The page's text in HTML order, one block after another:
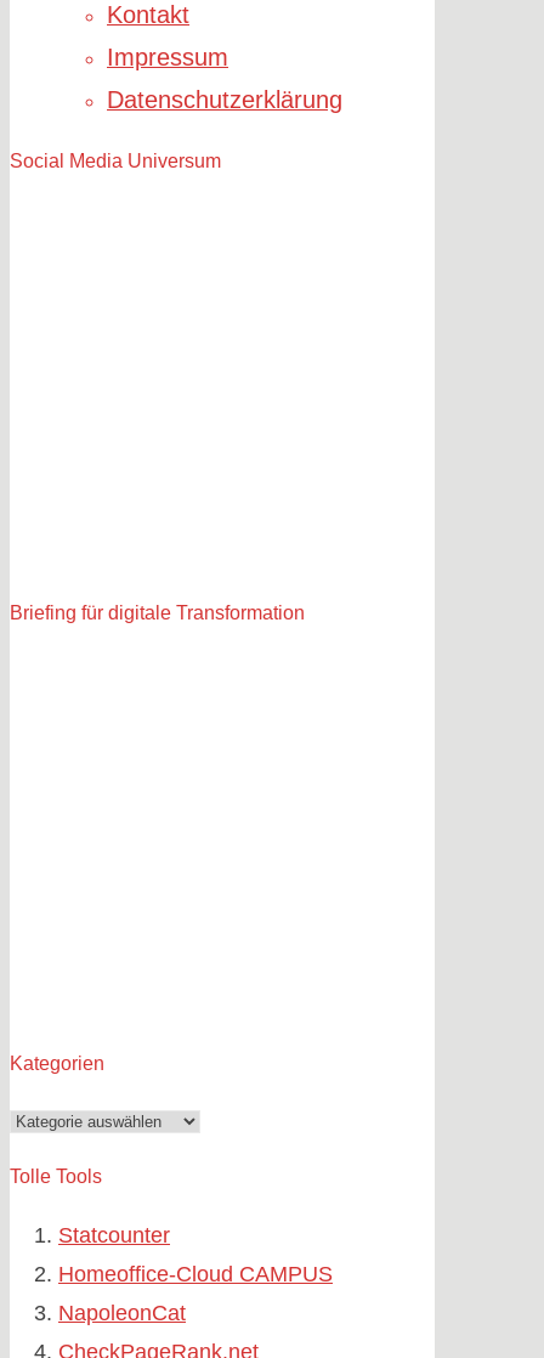
Kontakt
Impressum
Datenschutzerklärung
Social Media Universum
Briefing für digitale Transformation
Kategorien
Kategorien
Tolle Tools
Statcounter
Homeoffice-Cloud CAMPUS
NapoleonCat
CheckPageRank.net